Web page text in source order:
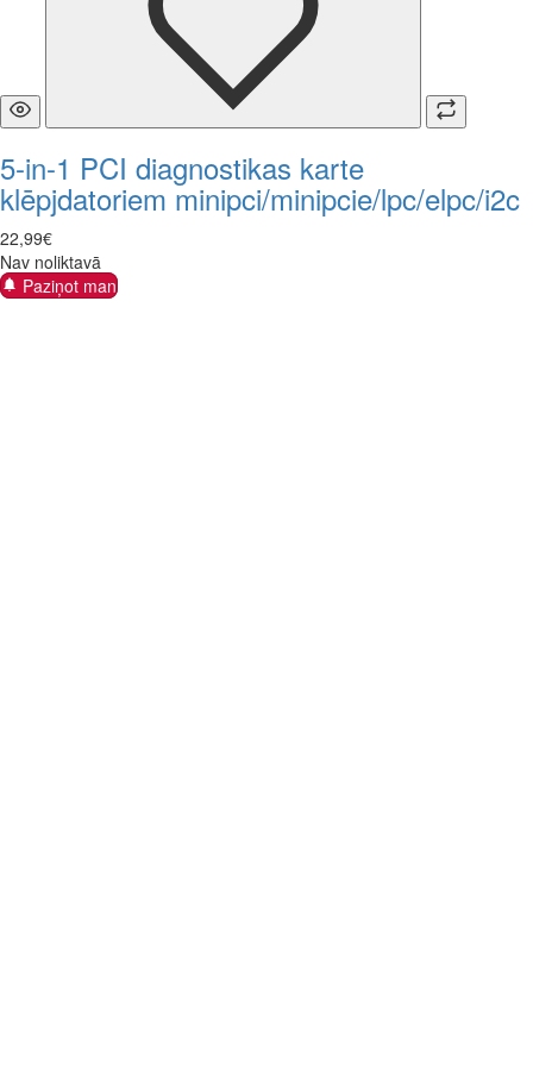
5-in-1 PCI diagnostikas karte
klēpjdatoriem minipci/minipcie/lpc/elpc/i2c
22,99€
Nav noliktavā
Paziņot man